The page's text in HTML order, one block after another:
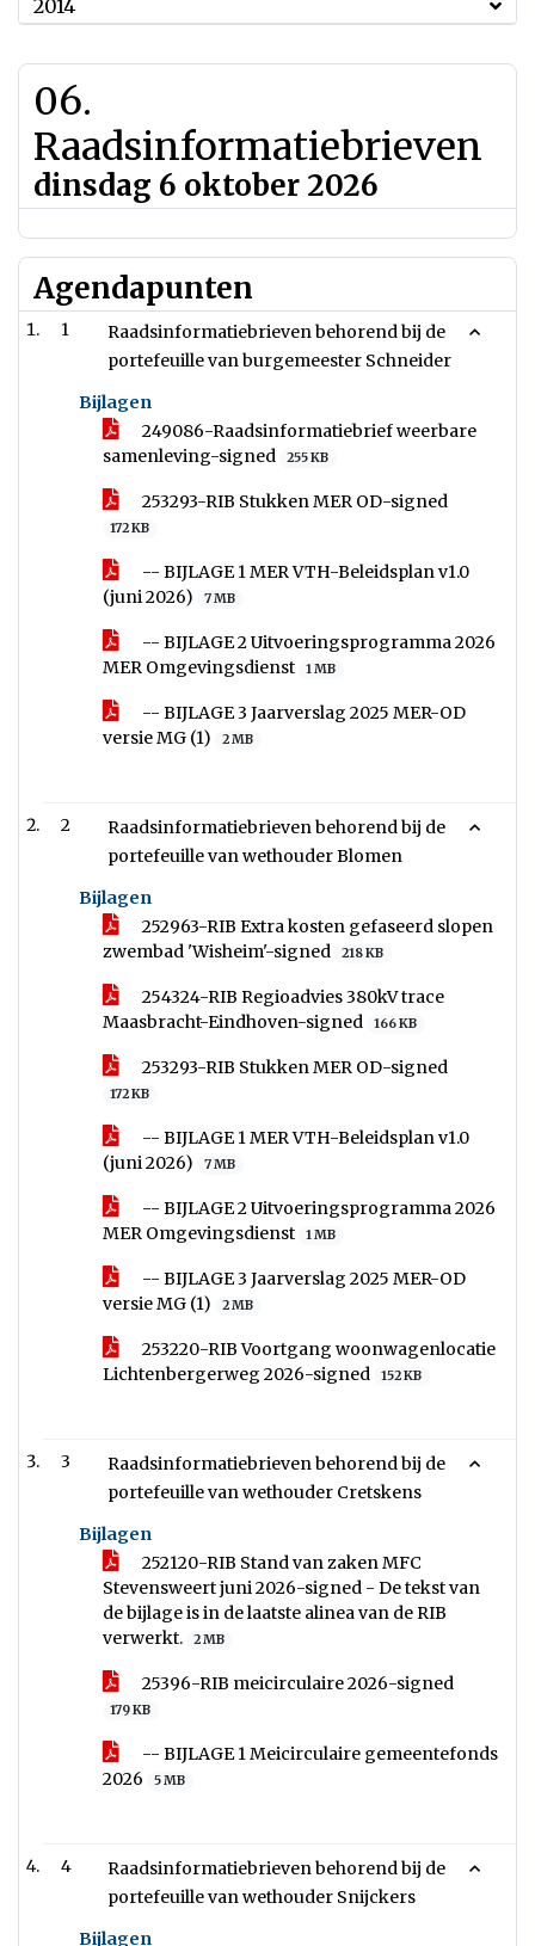
2014
06.
Raadsinformatiebrieven
dinsdag 6 oktober 2026
Agendapunten
1
Raadsinformatiebrieven behorend bij de
portefeuille van burgemeester Schneider
Bijlagen
249086-Raadsinformatiebrief weerbare
samenleving-signed
255 KB
253293-RIB Stukken MER OD-signed
172 KB
-- BIJLAGE 1 MER VTH-Beleidsplan v1.0
(juni 2026)
7 MB
-- BIJLAGE 2 Uitvoeringsprogramma 2026
MER Omgevingsdienst
1 MB
-- BIJLAGE 3 Jaarverslag 2025 MER-OD
versie MG (1)
2 MB
2
Raadsinformatiebrieven behorend bij de
portefeuille van wethouder Blomen
Bijlagen
252963-RIB Extra kosten gefaseerd slopen
zwembad 'Wisheim'-signed
218 KB
254324-RIB Regioadvies 380kV trace
Maasbracht-Eindhoven-signed
166 KB
253293-RIB Stukken MER OD-signed
172 KB
-- BIJLAGE 1 MER VTH-Beleidsplan v1.0
(juni 2026)
7 MB
-- BIJLAGE 2 Uitvoeringsprogramma 2026
MER Omgevingsdienst
1 MB
-- BIJLAGE 3 Jaarverslag 2025 MER-OD
versie MG (1)
2 MB
253220-RIB Voortgang woonwagenlocatie
Lichtenbergerweg 2026-signed
152 KB
3
Raadsinformatiebrieven behorend bij de
portefeuille van wethouder Cretskens
Bijlagen
252120-RIB Stand van zaken MFC
Stevensweert juni 2026-signed - De tekst van
de bijlage is in de laatste alinea van de RIB
verwerkt.
2 MB
25396-RIB meicirculaire 2026-signed
179 KB
-- BIJLAGE 1 Meicirculaire gemeentefonds
2026
5 MB
4
Raadsinformatiebrieven behorend bij de
portefeuille van wethouder Snijckers
Bijlagen